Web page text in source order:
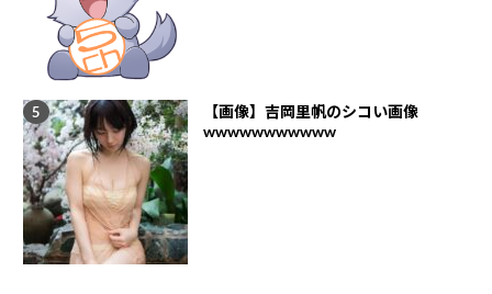
【画像】吉岡里帆のシコい画像
wwwwwwwwwww